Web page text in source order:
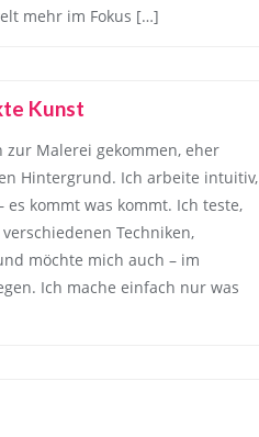
mehr im Fokus […]
Kunst
zur Malerei gekommen, eher
Hintergrund. Ich arbeite intuitiv,
es kommt was kommt. Ich teste,
Techniken,
möchte mich auch – im
Ich mache einfach nur was